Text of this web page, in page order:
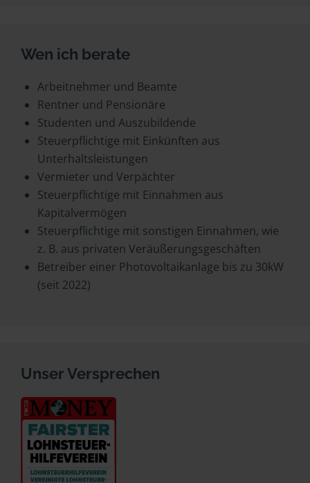
Wen ich berate
Arbeitnehmer und Beamte
Rentner und Pensionäre
Studenten und Auszubildende
Steuerpflichtige mit Einkünften aus
Unterhaltsleistungen
Vermieter und Verpächter
Steuerpflichtige mit Einnahmen aus
Kapitalvermögen
Steuerpflichtige mit sonstigen Einnahmen, wie
z. B. aus privaten Veräußerungsgeschäften
Betreiber einer Photovoltaikanlage bis zu 30kW
(seit 2022)
Unser Versprechen